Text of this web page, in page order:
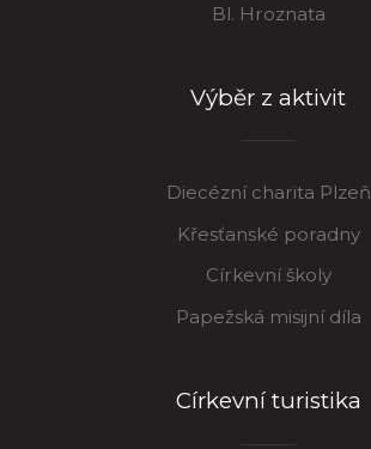
Bl. Hroznata
Výběr z aktivit
Diecézní charita Plzeň
Křesťanské poradny
Církevní školy
Papežská misijní díla
Církevní turistika